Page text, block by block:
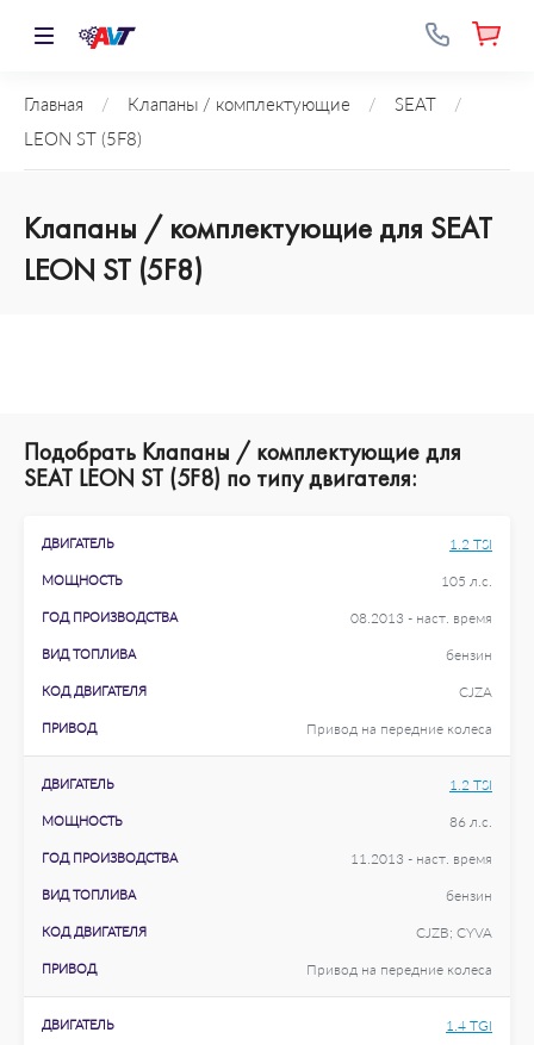
Главная / Клапаны / комплектующие / SEAT
/
LEON ST (5F8)
Клапаны / комплектующие для SEAT
LEON ST (5F8)
Подобрать Клапаны / комплектующие для
SEAT LEON ST (5F8) по типу двигателя:
ДВИГАТЕЛЬ 1.2 TSI
МОЩНОСТЬ 105 л.с.
ГОД ПРОИЗВОДСТВА 08.2013 - наст. время
ВИД ТОПЛИВА бензин
КОД ДВИГАТЕЛЯ CJZA
ПРИВОД Привод на передние колеса
ДВИГАТЕЛЬ 1.2 TSI
МОЩНОСТЬ 86 л.с.
ГОД ПРОИЗВОДСТВА 11.2013 - наст. время
ВИД ТОПЛИВА бензин
КОД ДВИГАТЕЛЯ CJZB; CYVA
ПРИВОД Привод на передние колеса
ДВИГАТЕЛЬ 1.4 TGI